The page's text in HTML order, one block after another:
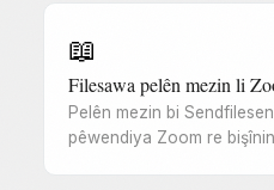
📖
Filesawa pelên mezin li
Pelên mezin bi
pêwendiya Zoom re